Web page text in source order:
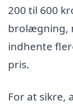
200 til 600
brolægning,
indhente
pris.
For at sikre,